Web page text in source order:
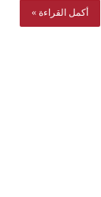
أكمل القراءة »